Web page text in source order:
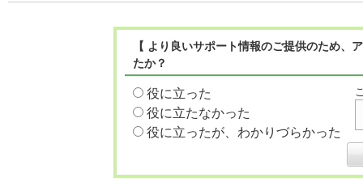
【 より良いサポート情報のご提供のため
たか？
役に立った
役に立たなかった
役に立ったが、わかりづらかった